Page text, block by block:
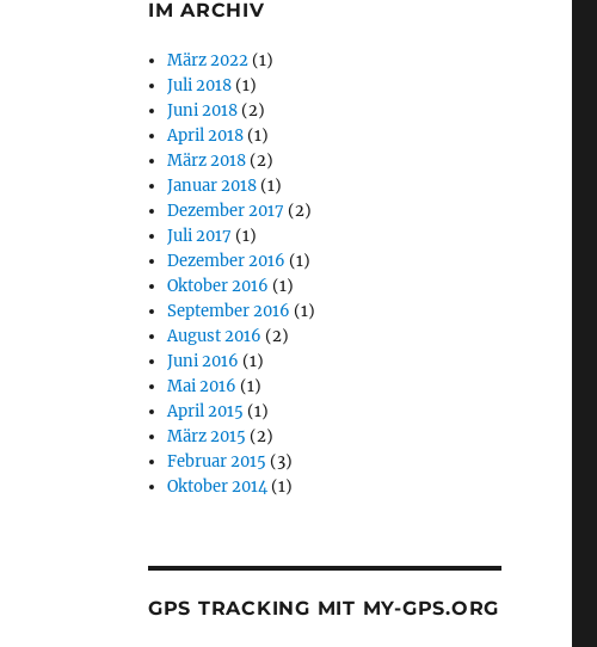
IM ARCHIV
März 2022 (1)
Juli 2018 (1)
Juni 2018 (2)
April 2018 (1)
März 2018 (2)
Januar 2018 (1)
Dezember 2017 (2)
Juli 2017 (1)
Dezember 2016 (1)
Oktober 2016 (1)
September 2016 (1)
August 2016 (2)
Juni 2016 (1)
Mai 2016 (1)
April 2015 (1)
März 2015 (2)
Februar 2015 (3)
Oktober 2014(1)
GPS TRACKING MIT MY-GPS.ORG